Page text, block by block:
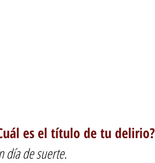
es el título de tu delirio?
día de suerte.